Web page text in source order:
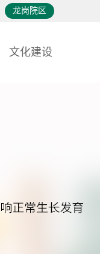
龙岗院区
文化建设